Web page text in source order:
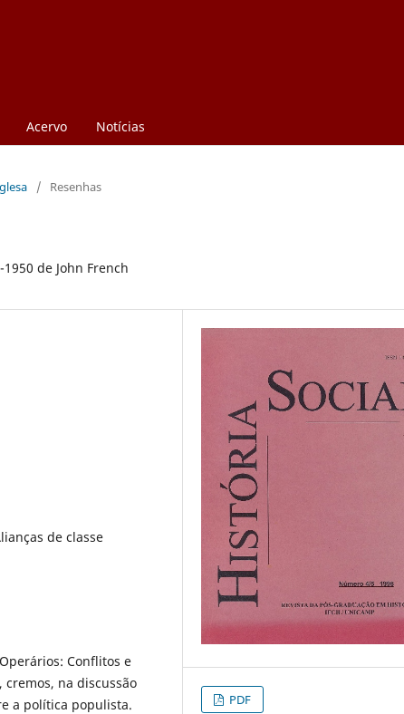
Acervo Notícias
/ Resenhas
de John French
de classe
Conflitos e
cremos, na discussão
a política populista.
PDF